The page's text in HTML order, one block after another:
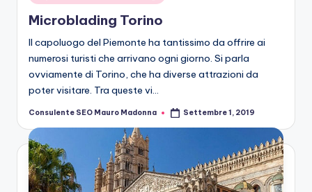
in
Microblading Torino
Il capoluogo del Piemonte ha tantissimo da offrire ai
numerosi turisti che arrivano ogni giorno. Si parla
ovviamente di Torino, che ha diverse attrazioni da
poter visitare. Tra queste vi…
Posted
Consulente SEO Mauro Madonna Settembre 1, 2019